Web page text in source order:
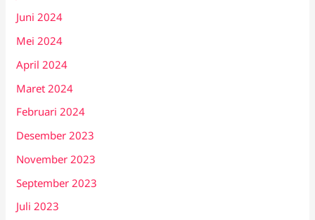
Juni 2024
Mei 2024
April 2024
Maret 2024
Februari 2024
Desember 2023
November 2023
September 2023
Juli 2023